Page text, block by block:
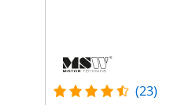
(23)